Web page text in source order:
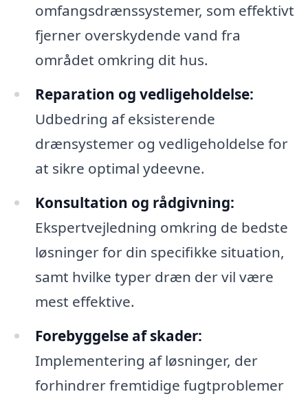
omfangsdrænssystemer, som effektivt
fjerner overskydende vand fra
området omkring dit hus.
Reparation og vedligeholdelse:
Udbedring af eksisterende
drænsystemer og vedligeholdelse for
at sikre optimal ydeevne.
Konsultation og rådgivning:
Ekspertvejledning omkring de bedste
løsninger for din specifikke situation,
samt hvilke typer dræn der vil være
mest effektive.
Forebyggelse af skader:
Implementering af løsninger, der
forhindrer fremtidige fugtproblemer